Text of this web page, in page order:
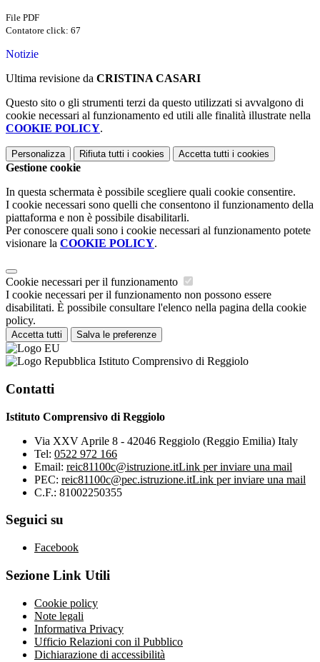
File PDF
Contatore click: 67
Notizie
Ultima revisione da CRISTINA CASARI
Questo sito o gli strumenti terzi da questo utilizzati si avvalgono di
cookie necessari al funzionamento ed utili alle finalità illustrate nella
COOKIE POLICY.
Personalizza Rifiuta tutti i cookies Accetta tutti i cookies
Gestione cookie
In questa schermata è possibile scegliere quali cookie consentire.
I cookie necessari sono quelli che consentono il funzionamento della
piattaforma e non è possibile disabilitarli.
Per conoscere quali sono i cookie necessari al funzionamento potete
visionare la COOKIE POLICY.
Cookie necessari per il funzionamento
I cookie necessari per il funzionamento non possono essere
disabilitati. È possibile consultare l'elenco nella pagina della cookie
policy.
Accetta tutti Salva le preferenze
Istituto Comprensivo di Reggiolo
Contatti
Istituto Comprensivo di Reggiolo
Via XXV Aprile 8 - 42046 Reggiolo (Reggio Emilia) Italy
Tel: 0522 972 166
Email: reic81100c@istruzione.itLink per inviare una mail
PEC: reic81100c@pec.istruzione.itLink per inviare una mail
C.F.: 81002250355
Seguici su
Facebook
Sezione Link Utili
Cookie policy
Note legali
Informativa Privacy
Ufficio Relazioni con il Pubblico
Dichiarazione di accessibilità